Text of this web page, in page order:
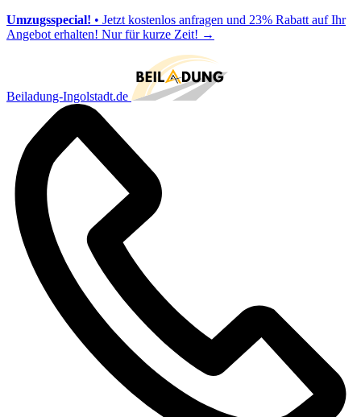
Umzugsspecial! • Jetzt kostenlos anfragen und 23% Rabatt auf Ihr
Angebot erhalten! Nur für kurze Zeit! →
Beiladung-Ingolstadt.de